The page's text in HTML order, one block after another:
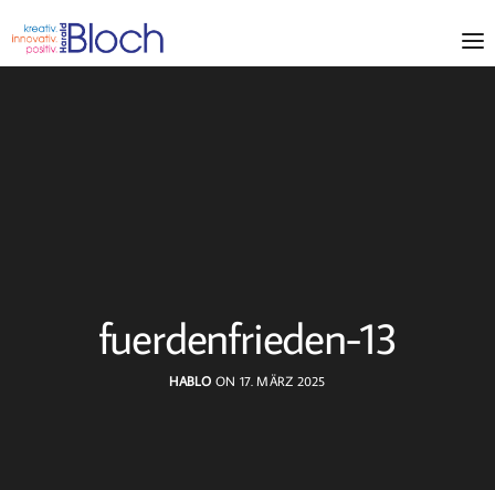
fuerdenfrieden-13
HABLO ON 17. MÄRZ 2025